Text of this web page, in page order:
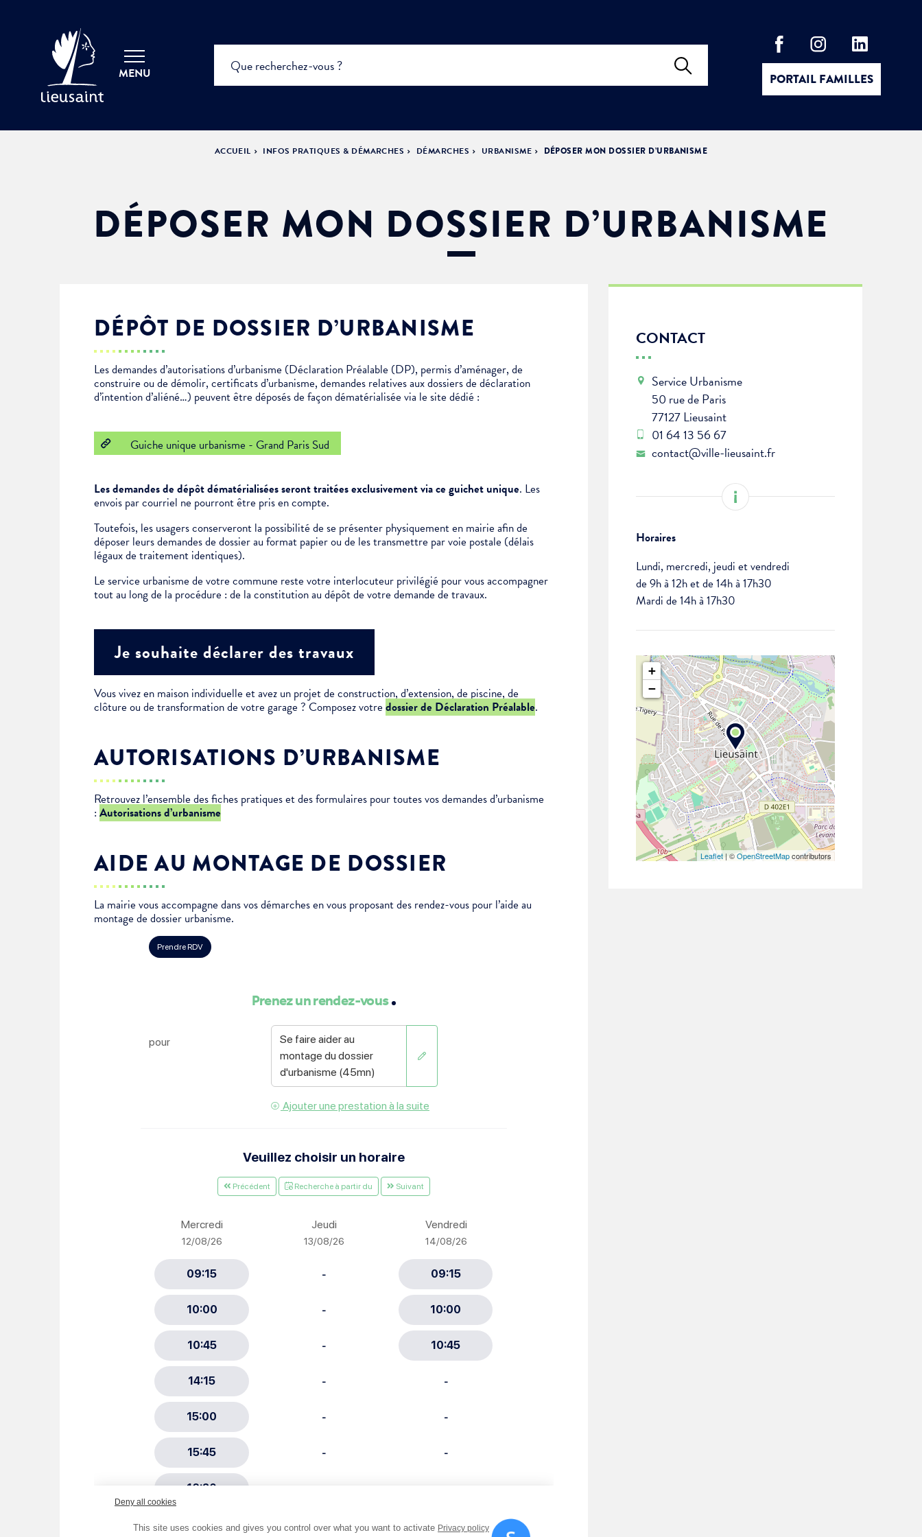
MENU PORTAIL FAMILLES
Enfance & jeunesse
Cadre de vie
Temps libre
Solidarité
Annuaires & carte interactive
Je suis senior
Je suis étudiant
Famille
Logement
Citoyenneté
Location de salles
Urbanisme
Élus du conseil municipal
Séances du Conseil municipal
Ville bienveillante
Ville éducative
ACCUEIL INFOS PRATIQUES & DÉMARCHES DÉMARCHES URBANISME DÉPOSER MON DOSSIER D’URBANISME
DÉPOSER MON DOSSIER D’URBANISME
DÉPÔT DE DOSSIER D’URBANISME
Les demandes d’autorisations d’urbanisme (Déclaration Préalable (DP), permis d’aménager, de
construire ou de démolir, certificats d’urbanisme, demandes relatives aux dossiers de déclaration
d’intention d’aliéné…) peuvent être déposés de façon dématérialisée via le site dédié :
Guiche unique urbanisme - Grand Paris Sud
Les demandes de dépôt dématérialisées seront traitées exclusivement via ce guichet unique. Les
envois par courriel ne pourront être pris en compte.
Toutefois, les usagers conserveront la possibilité de se présenter physiquement en mairie afin de
déposer leurs demandes de dossier au format papier ou de les transmettre par voie postale (délais
légaux de traitement identiques).
Le service urbanisme de votre commune reste votre interlocuteur privilégié pour vous accompagner
tout au long de la procédure : de la constitution au dépôt de votre demande de travaux.
Je souhaite déclarer des travaux
Vous vivez en maison individuelle et avez un projet de construction, d’extension, de piscine, de
clôture ou de transformation de votre garage ? Composez votre dossier de Déclaration Préalable.
AUTORISATIONS D’URBANISME
Retrouvez l’ensemble des fiches pratiques et des formulaires pour toutes vos demandes d’urbanisme
: Autorisations d’urbanisme
AIDE AU MONTAGE DE DOSSIER
La mairie vous accompagne dans vos démarches en vous proposant des rendez-vous pour l’aide au
montage de dossier urbanisme.
CONTACT
Service Urbanisme
50 rue de Paris
77127 Lieusaint
01 64 13 56 67
contact@ville-lieusaint.fr
Horaires
Lundi, mercredi, jeudi et vendredi
de 9h à 12h et de 14h à 17h30
Mardi de 14h à 17h30
+
−
Leaflet| ©OpenStreetMapcontributors
Choisissez votre abonnement :
Alertes Mail
Newsletter Sport et Vie associative